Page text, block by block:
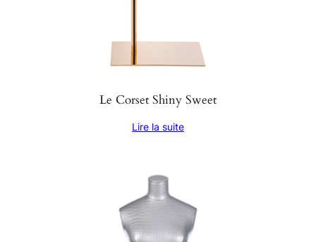
Le Corset Shiny Sweet
Lire la suite